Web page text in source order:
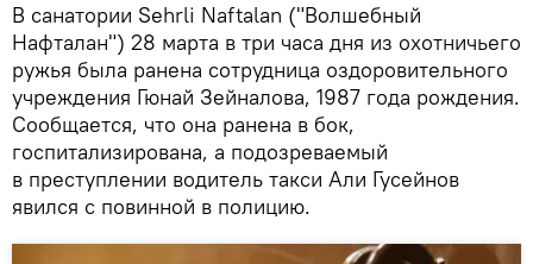
В санатории Sehrli Naftalan ("Волшебный
Нафталан") 28 марта в три часа дня из охотничьего
ружья была ранена сотрудница оздоровительного
учреждения Гюнай Зейналова, 1987 года рождения.
Сообщается, что она ранена в бок,
госпитализирована, а подозреваемый
в преступлении водитель такси Али Гусейнов
явился с повинной в полицию.